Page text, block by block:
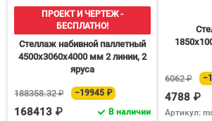
ПРОЕКТ И ЧЕРТЕЖ -
БЕСПЛАТНО!
Стеллаж набивной паллетный
4500х3060х4000 мм 2 линии, 2
яруса
188358.32 ₽ −19945 ₽
168413 ₽
В наличии
6062 ₽
4788 ₽
Артикул: